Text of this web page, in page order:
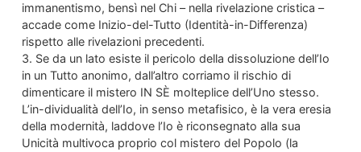
immanentismo, bensì nel Chi – nella rivelazione cristica –
accade come Inizio-del-Tutto (Identità-in-Differenza)
rispetto alle rivelazioni precedenti.
3. Se da un lato esiste il pericolo della dissoluzione dell’Io
in un Tutto anonimo, dall’altro corriamo il rischio di
dimenticare il mistero IN SÈ molteplice dell’Uno stesso.
L’in-dividualità dell’Io, in senso metafisico, è la vera eresia
della modernità, laddove l’Io è riconsegnato alla sua
Unicità multivoca proprio col mistero del Popolo (la